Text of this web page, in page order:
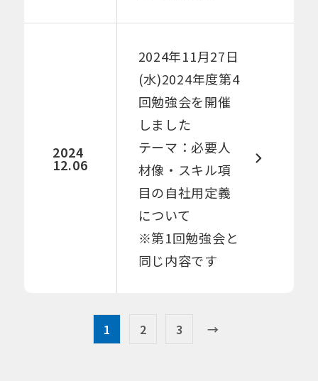
2024
12.06
​2024年11月27日
(水)2024年度第4
回勉強会を開催
しました​​
テーマ：必要人
材像・スキル項
目の自社用定義
について
※第1回勉強会と
同じ内容です
1 2 3 →